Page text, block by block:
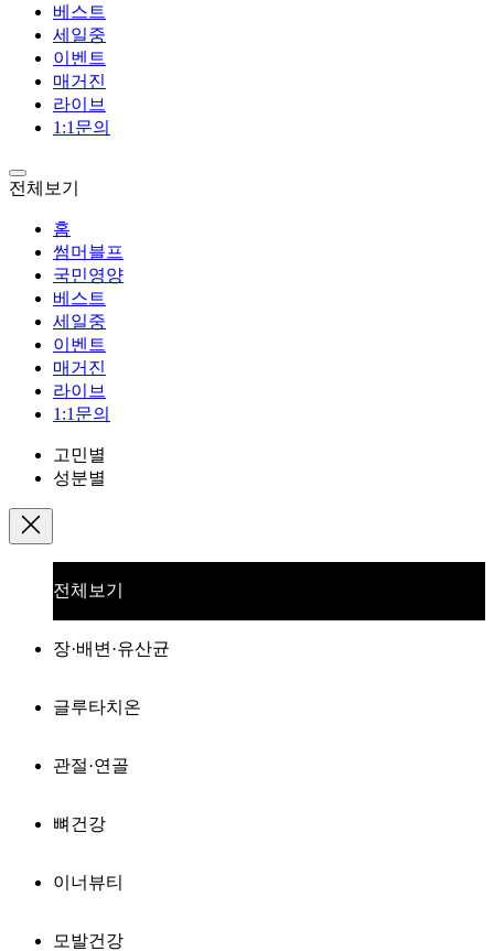
베스트
세일중
이벤트
매거진
라이브
1:1문의
전체보기
홈
썸머블프
국민영양
베스트
세일중
이벤트
매거진
라이브
1:1문의
고민별
성분별
전체보기
장·배변·유산균
글루타치온
관절·연골
뼈건강
이너뷰티
모발건강